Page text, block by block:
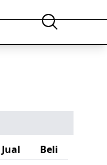
Jual Beli